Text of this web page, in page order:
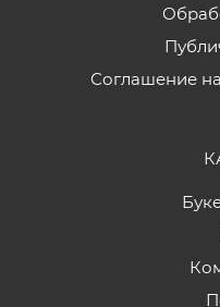
Соглашение